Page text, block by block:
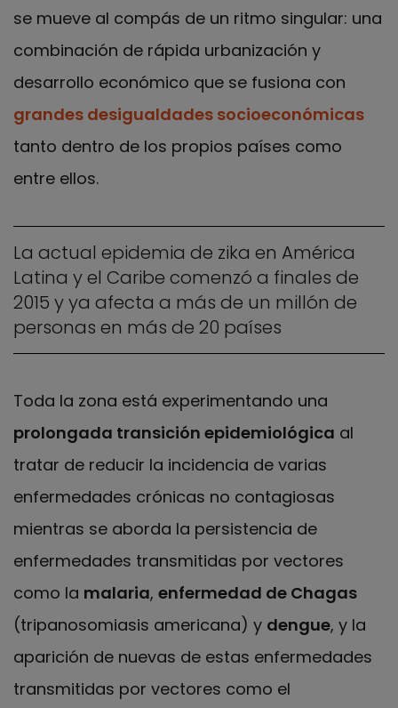
se mueve al compás de un ritmo singular: una
combinación de rápida urbanización y
desarrollo económico que se fusiona con
grandes desigualdades socioeconómicas
tanto dentro de los propios países como
entre ellos.
La actual epidemia de zika en América
Latina y el Caribe comenzó a finales de
2015 y ya afecta a más de un millón de
personas en más de 20 países
Toda la zona está experimentando una
prolongada transición epidemiológica al
tratar de reducir la incidencia de varias
enfermedades crónicas no contagiosas
mientras se aborda la persistencia de
enfermedades transmitidas por vectores
como la malaria, enfermedad de Chagas
(tripanosomiasis americana) y dengue, y la
aparición de nuevas de estas enfermedades
transmitidas por vectores como el